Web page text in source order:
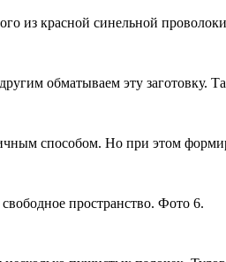
из красной синельной
обматываем эту заготовку.
способом. Но при этом
пространство. Фото 6.